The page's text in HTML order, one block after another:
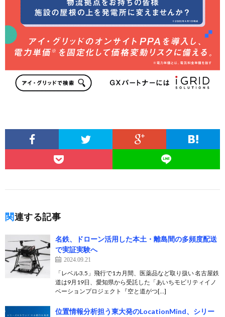
関連する記事
名鉄、ドローン活用した本土・離島間の多頻度配送
で実証実験へ
2024.09.21
「レベル3.5」飛行で1カ月間、医薬品など取り扱い 名古屋鉄
道は9月19日、愛知県から受託した「あいちモビリティイノ
ベーションプロジェクト『空と道がつ[…]
位置情報分析担う東大発のLocationMind、シリー